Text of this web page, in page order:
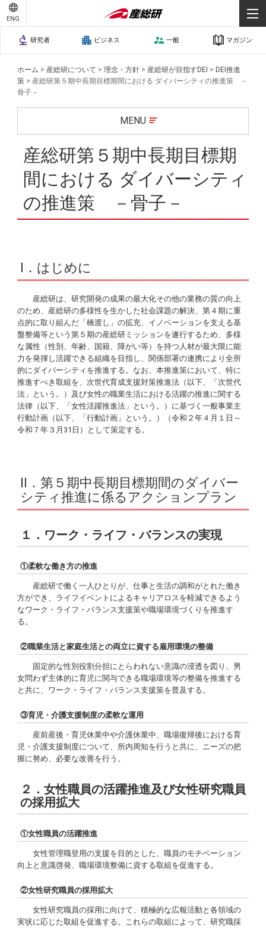
ENG
研究者 ビジネス 一般 マガジン
ホーム > 産総研について >理念・方針 > 産総研が目指すDEI > DEI推進
策 > 産総研第５期中長期目標期間における ダイバーシティの推進策 －
骨子－
MENU
産総研第５期中長期目標期
間における ダイバーシティ
の推進策 －骨子－
Ⅰ．はじめに
産総研は、研究開発の成果の最大化その他の業務の質の向上
のため、産総研の多様性を生かした社会課題の解決、第４期に重
点的に取り組んだ「橋渡し」の拡充、イノベーションを支える基
盤整備等という第５期の産総研ミッションを遂行するため、多様
な属性（性別、年齢、国籍、障がい等）を持つ人材が最大限に能
力を発揮し活躍できる組織を目指し、関係部署の連携により全所
的にダイバーシティを推進する。なお、本推進策において、特に
推進すべき取組を、次世代育成支援対策推進法（以下、「次世代
法」という。）及び女性の職業生活における活躍の推進に関する
法律（以下、「女性活躍推進法」という。）に基づく一般事業主
行動計画（以下、「行動計画」という。）（令和２年４月１日～
令和７年３月31日）として策定する。
Ⅱ．第５期中長期目標期間のダイバー
シティ推進に係るアクションプラン
１．ワーク・ライフ・バランスの実現
①柔軟な働き方の推進
産総研で働く一人ひとりが、仕事と生活の調和がとれた働き
方ができ、ライフイベントによるキャリアロスを軽減できるよう
なワーク・ライフ・バランス支援策や職場環境づくりを推進す
る。
②職業生活と家庭生活との両立に資する雇用環境の整備
固定的な性別役割分担にとらわれない意識の浸透を図り、男
女問わず主体的に育児に関与できる職場環境等の整備を推進する
と共に、ワーク・ライフ・バランス支援策を普及する。
③育児・介護支援制度の柔軟な運用
産前産後・育児休業中や介護休業中、職場復帰後における育
児・介護支援制度について、所内周知を行うと共に、ニーズの把
握に努め、必要な改善を行う。
２．女性職員の活躍推進及び女性研究職員
の採用拡大
①女性職員の活躍推進
女性管理職登用の支援を目的とした、職員のモチベーション
向上と意識啓発、職場環境整備に資する取組を促進する。
②女性研究職員の採用拡大
女性研究職員の採用に向けて、積極的な広報活動と各領域の
実状に応じた取組を促進する。これらの取組によって、研究職採